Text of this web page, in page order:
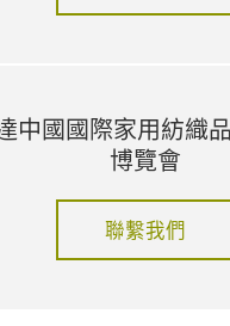
中國國際家用紡織
博覽會
聯繫我們